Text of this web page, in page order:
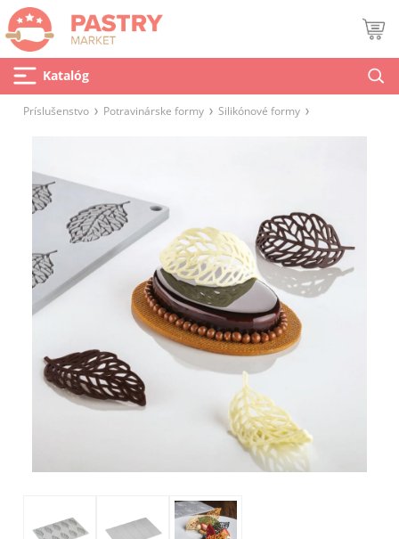
Katalóg
Príslušenstvo Potravinárske formy Silikónové formy